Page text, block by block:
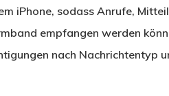
iPhone, sodass Anrufe,
empfangen werden
nach Nachrichtentyp